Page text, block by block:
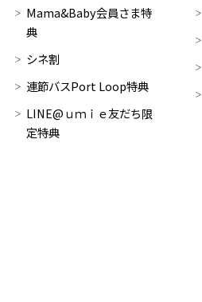
Mama&Baby会員さま特
典
シネ割
連節バスPort Loop特典
LINE@ｕｍｉｅ友だち限
定特典